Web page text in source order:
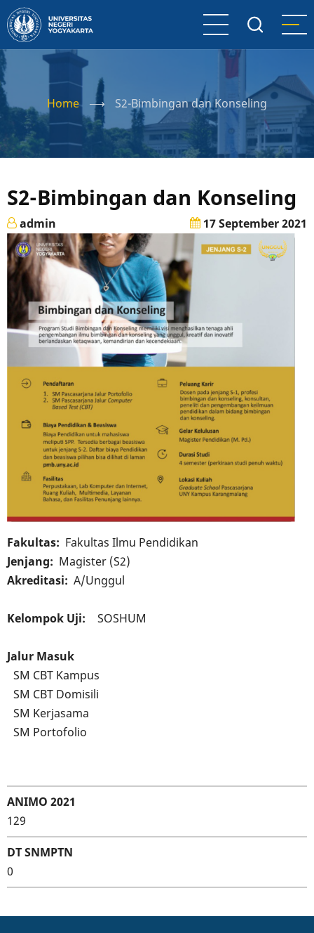
Skip
to
main
content
Home ⟶ S2-Bimbingan dan Konseling
S2-Bimbingan dan Konseling
admin 17 September 2021
Fakultas
Fakultas Ilmu Pendidikan
Jenjang
Magister (S2)
Akreditasi
A/Unggul
Kelompok Uji SOSHUM
Jalur Masuk
SM CBT Kampus
SM CBT Domisili
SM Kerjasama
SM Portofolio
ANIMO 2021
129
DT SNMPTN
0